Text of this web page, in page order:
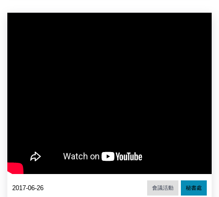
2017-06-26 會議活動 秘書處